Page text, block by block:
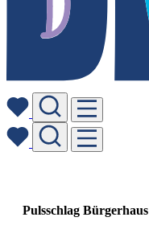
Pulsschlag Bürgerhaus